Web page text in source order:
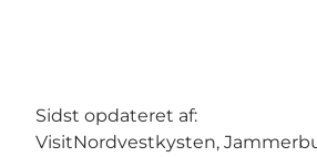
Sidst opdateret af:
VisitNordvestkysten,